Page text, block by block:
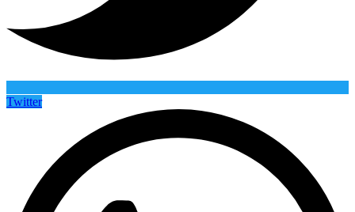
Twitter